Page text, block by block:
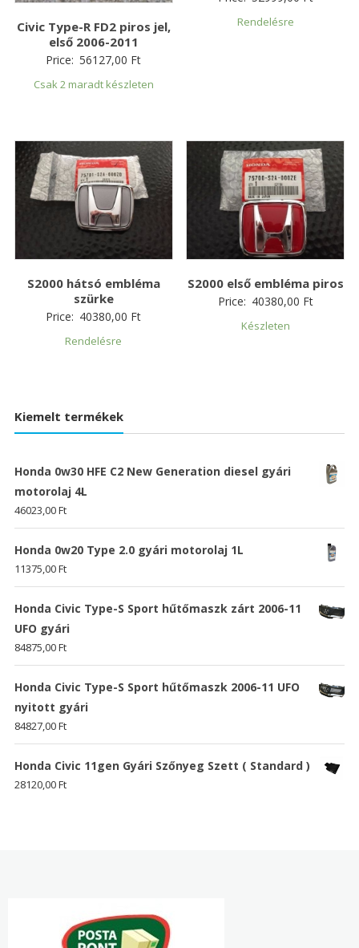
Civic Type-R FD2 piros jel,
első 2006-2011
Price: 56127,00 Ft
Csak 2 maradt készleten
Rendelésre
S2000 hátsó embléma
szürke
Price: 40380,00 Ft
Rendelésre
S2000 első embléma piros
Price: 40380,00 Ft
Készleten
Kiemelt termékek
Honda 0w30 HFE C2 New Generation diesel gyári
motorolaj 4L
46023,00Ft
Honda 0w20 Type 2.0 gyári motorolaj 1L
11375,00Ft
Honda Civic Type-S Sport hűtőmaszk zárt 2006-11
UFO gyári
84875,00Ft
Honda Civic Type-S Sport hűtőmaszk 2006-11 UFO
nyitott gyári
84827,00Ft
Honda Civic 11gen Gyári Szőnyeg Szett ( Standard )
28120,00Ft